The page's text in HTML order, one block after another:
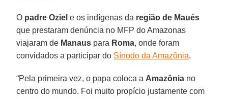
O padre Oziel e os indígenas da região de Maués
que prestaram denúncia no MFP do Amazonas
viajaram de Manaus para Roma, onde foram
convidados a participar do Sínodo da Amazônia.
“Pela primeira vez, o papa coloca a Amazônia no
centro do mundo. Foi muito propício justamente com